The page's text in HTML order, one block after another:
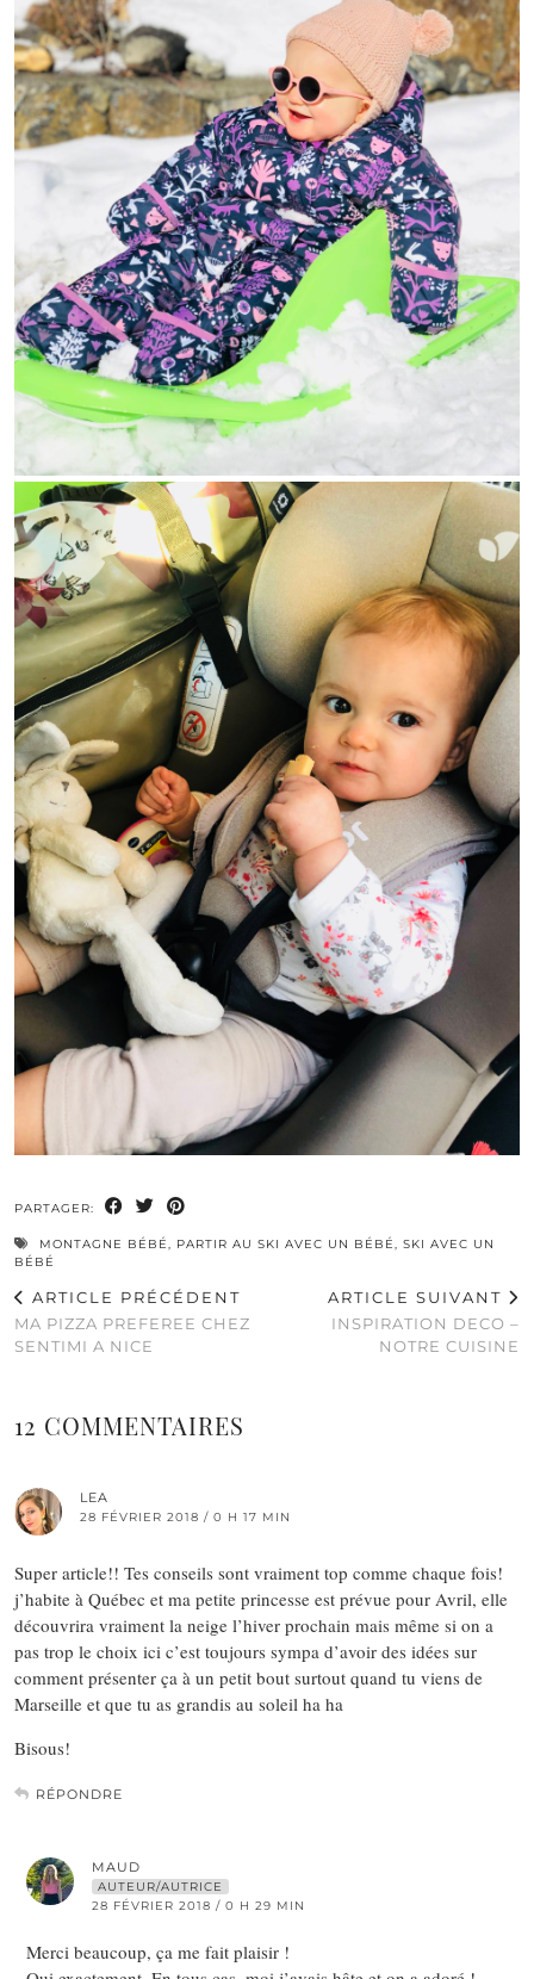
PARTAGER:
MONTAGNE BÉBÉ, PARTIR AU SKI AVEC UN BÉBÉ, SKI AVEC UN
BÉBÉ
ARTICLE PRÉCÉDENT
MA PIZZA PREFEREE CHEZ
SENTIMI A NICE
ARTICLE SUIVANT
INSPIRATION DECO –
NOTRE CUISINE
12 COMMENTAIRES
LEA
28 FÉVRIER 2018 / 0 H 17 MIN
Super article!! Tes conseils sont vraiment top comme chaque fois!
j’habite à Québec et ma petite princesse est prévue pour Avril, elle
découvrira vraiment la neige l’hiver prochain mais même si on a
pas trop le choix ici c’est toujours sympa d’avoir des idées sur
comment présenter ça à un petit bout surtout quand tu viens de
Marseille et que tu as grandis au soleil ha ha
Bisous!
RÉPONDRE
MAUD
AUTEUR/AUTRICE
28 FÉVRIER 2018 / 0 H 29 MIN
Merci beaucoup, ça me fait plaisir !